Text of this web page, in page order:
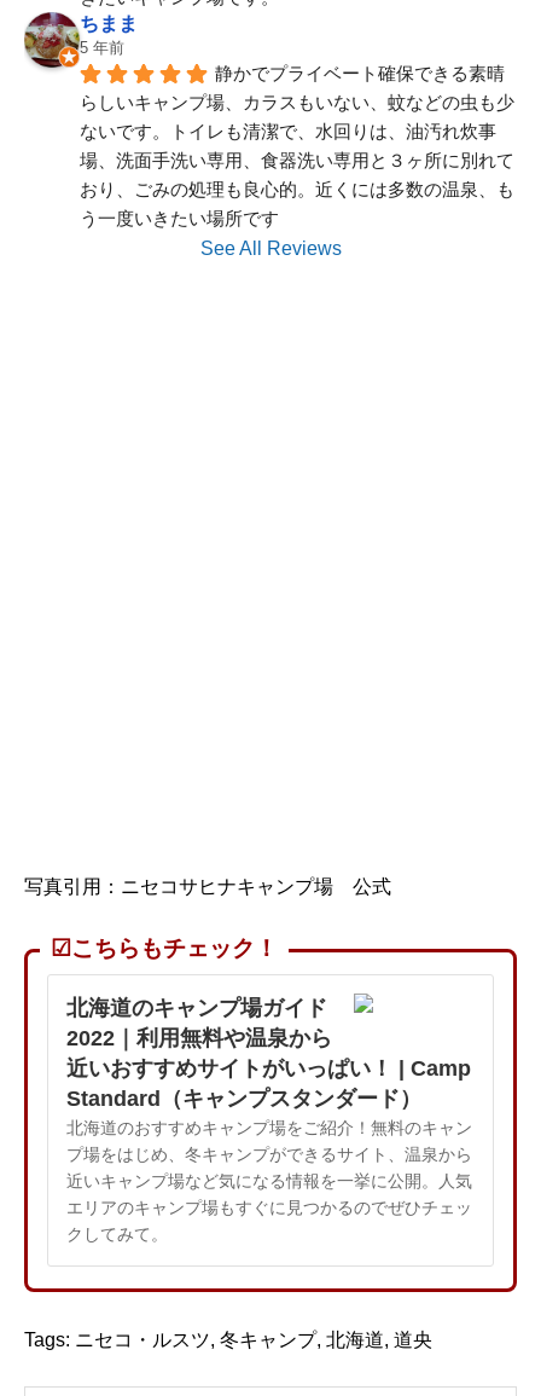
ちまま
5 年前
静かでプライベート確保できる素晴
らしいキャンプ場、カラスもいない、蚊などの虫も少
ないです。トイレも清潔で、水回りは、油汚れ炊事
場、洗面手洗い専用、食器洗い専用と３ヶ所に別れて
おり、ごみの処理も良心的。近くには多数の温泉、も
う一度いきたい場所です
See All Reviews
写真引用：ニセコサヒナキャンプ場 公式
☑こちらもチェック！
北海道のキャンプ場ガイド
2022｜利用無料や温泉から
近いおすすめサイトがいっぱい！ | Camp
Standard（キャンプスタンダード）
北海道のおすすめキャンプ場をご紹介！無料のキャン
プ場をはじめ、冬キャンプができるサイト、温泉から
近いキャンプ場など気になる情報を一挙に公開。人気
エリアのキャンプ場もすぐに見つかるのでぜひチェッ
クしてみて。
Tags: ニセコ・ルスツ, 冬キャンプ, 北海道, 道央